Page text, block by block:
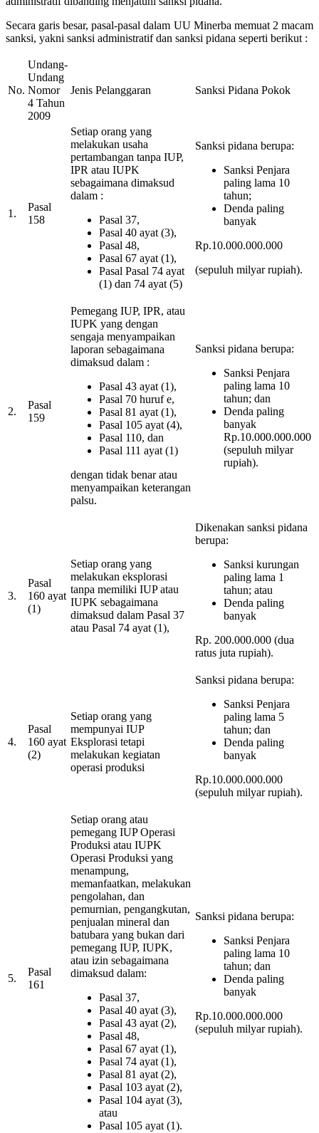
Secara garis besar, pasal-pasal dalam UU Minerba memuat 2 macam
sanksi, yakni sanksi administratif dan sanksi pidana seperti berikut :
No.
Undang-
Undang
Nomor
4 Tahun
2009
Jenis Pelanggaran Sanksi Pidana Pokok
1.
Pasal
158
Setiap orang yang
melakukan usaha
pertambangan tanpa IUP,
IPR atau IUPK
sebagaimana dimaksud
dalam :
Pasal 37,
Pasal 40 ayat (3),
Pasal 48,
Pasal 67 ayat (1),
Pasal Pasal 74 ayat
(1) dan 74 ayat (5)
Sanksi pidana berupa:
Sanksi Penjara
paling lama 10
tahun;
Denda paling
banyak
Rp.10.000.000.000
(sepuluh milyar rupiah).
2.
Pasal
159
Pemegang IUP, IPR, atau
IUPK yang dengan
sengaja menyampaikan
laporan sebagaimana
dimaksud dalam :
Pasal 43 ayat (1),
Pasal 70 huruf e,
Pasal 81 ayat (1),
Pasal 105 ayat (4),
Pasal 110, dan
Pasal 111 ayat (1)
dengan tidak benar atau
menyampaikan keterangan
palsu.
Sanksi pidana berupa:
Sanksi Penjara
paling lama 10
tahun; dan
Denda paling
banyak
Rp.10.000.000.000
(sepuluh milyar
rupiah).
3.
Pasal
160 ayat
(1)
Setiap orang yang
melakukan eksplorasi
tanpa memiliki IUP atau
IUPK sebagaimana
dimaksud dalam Pasal 37
atau Pasal 74 ayat (1),
Dikenakan sanksi pidana
berupa:
Sanksi kurungan
paling lama 1
tahun; atau
Denda paling
banyak
Rp. 200.000.000 (dua
ratus juta rupiah).
4.
Pasal
160 ayat
(2)
Setiap orang yang
mempunyai IUP
Eksplorasi tetapi
melakukan kegiatan
operasi produksi
Sanksi pidana berupa:
Sanksi Penjara
paling lama 5
tahun; dan
Denda paling
banyak
Rp.10.000.000.000
(sepuluh milyar rupiah).
5.
Pasal
161
Setiap orang atau
pemegang IUP Operasi
Produksi atau IUPK
Operasi Produksi yang
menampung,
memanfaatkan, melakukan
pengolahan, dan
pemurnian, pengangkutan,
penjualan mineral dan
batubara yang bukan dari
pemegang IUP, IUPK,
atau izin sebagaimana
dimaksud dalam:
Pasal 37,
Pasal 40 ayat (3),
Pasal 43 ayat (2),
Pasal 48,
Pasal 67 ayat (1),
Pasal 74 ayat (1),
Pasal 81 ayat (2),
Pasal 103 ayat (2),
Pasal 104 ayat (3),
atau
Pasal 105 ayat (1).
Sanksi pidana berupa:
Sanksi Penjara
paling lama 10
tahun; dan
Denda paling
banyak
Rp.10.000.000.000
(sepuluh milyar rupiah).